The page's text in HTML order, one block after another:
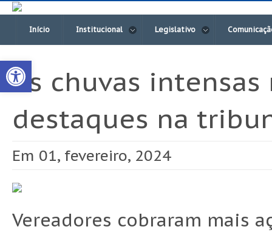
Open toolbar
Início Institucional Legislativo
As chuvas
destaques na
Em 01, fevereiro, 2024
Vereadores cobraram mais